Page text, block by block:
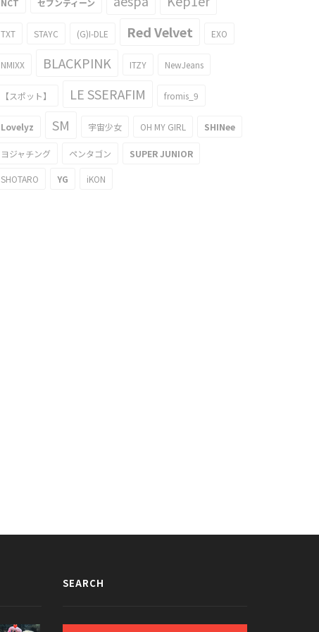
NCT セブンティーン
TXT STAYC (G)I-DLE Red Velvet EXO
NMIXX BLACKPINK ITZY NewJeans
【スポット】 LE SSERAFIM fromis_9
Lovelyz SM 宇宙少女 OH MY GIRL SHINee
ヨジャチング ペンタゴン SUPER JUNIOR
SHOTARO YG iKON
SEARCH